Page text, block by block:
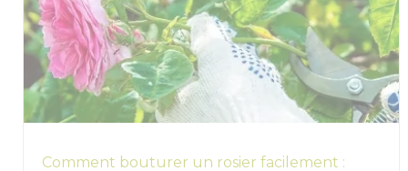
Comment bouturer un rosier facilement :